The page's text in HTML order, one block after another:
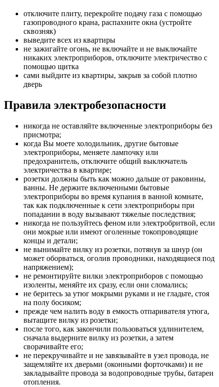
отключите плиту, перекройте подачу газа с помощью
газопроводного крана, распахните окна (устройте
сквозняк)
выведите всех из квартиры
не зажигайте огонь, не включайте и не выключайте
никаких электроприборов, отключите электричество с
помощью щитка
сами выйдите из квартиры, закрыв за собой плотно
дверь
Правила электробезопасности
никогда не оставляйте включенные электроприборы без
присмотра;
когда Вы моете холодильник, другие бытовые
электроприборы, меняете лампочку или
предохранитель, отключите общий выключатель
электричества в квартире;
розетки должны быть как можно дальше от раковины,
ванны. Не держите включенными бытовые
электроприборы во время купания в ванной комнате,
так как подключенные к сети электроприборы при
попадании в воду вызывают тяжелые последствия;
никогда не пользуйтесь феном или электробритвой, если
они мокрые или имеют оголенные токопроводящие
концы и детали;
не вынимайте вилку из розетки, потянув за шнур (он
может оборваться, оголив проводники, находящиеся под
напряжением);
не ремонтируйте вилки электроприборов с помощью
изоленты, меняйте их сразу, если они сломались;
не беритесь за утюг мокрыми руками и не гладьте, стоя
на полу босиком;
прежде чем налить воду в емкость отпаривателя утюга,
вытащите вилку из розетки;
после того, как закончили пользоваться удлинителем,
сначала выдерните вилку из розетки, а затем
сворачивайте его;
не перекручивайте и не завязывайте в узел провода, не
защемляйте их дверьми (оконными форточками) и не
закладывайте провода за водопроводные трубы, батареи
отопления.